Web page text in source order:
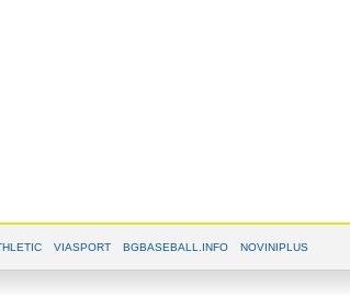
VIASPORT BGBASEBALL.INFO NOVINIPLUS